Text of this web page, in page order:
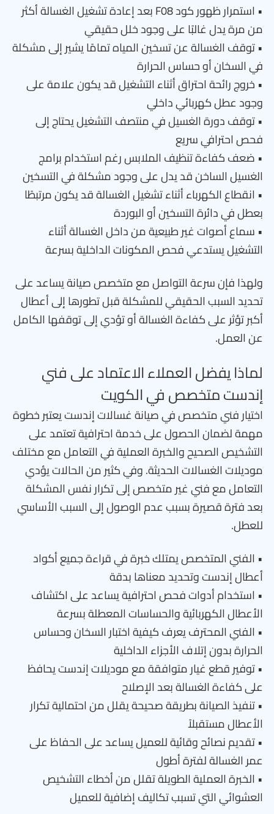
• استمرار ظهور كود F08 بعد إعادة تشغيل الغسالة أكثر
من مرة يدل غالبًا على وجود خلل حقيقي
• توقف الغسالة عن تسخين المياه تمامًا يشير إلى مشكلة
في السخان أو حساس الحرارة
• خروج رائحة احتراق أثناء التشغيل قد يكون علامة على
وجود عطل كهربائي داخلي
• توقف دورة الغسيل في منتصف التشغيل يحتاج إلى
فحص احترافي سريع
• ضعف كفاءة تنظيف الملابس رغم استخدام برامج
الغسيل الساخن قد يدل على وجود مشكلة في التسخين
• انقطاع الكهرباء أثناء تشغيل الغسالة قد يكون مرتبطًا
بعطل في دائرة التسخين أو البوردة
• سماع أصوات غير طبيعية من داخل الغسالة أثناء
التشغيل يستدعي فحص المكونات الداخلية بسرعة
ولهذا فإن سرعة التواصل مع متخصص صيانة يساعد على
تحديد السبب الحقيقي للمشكلة قبل تطورها إلى أعطال
أكبر تؤثر على كفاءة الغسالة أو تؤدي إلى توقفها الكامل
عن العمل.
لماذا يفضل العملاء الاعتماد على فني
إندست متخصص في الكويت
اختيار فني متخصص في صيانة غسالات إندست يعتبر خطوة
مهمة لضمان الحصول على خدمة احترافية تعتمد على
التشخيص الصحيح والخبرة العملية في التعامل مع مختلف
موديلات الغسالات الحديثة. وفي كثير من الحالات يؤدي
التعامل مع فني غير متخصص إلى تكرار نفس المشكلة
بعد فترة قصيرة بسبب عدم الوصول إلى السبب الأساسي
للعطل.
• الفني المتخصص يمتلك خبرة في قراءة جميع أكواد
أعطال إندست وتحديد معناها بدقة
• استخدام أدوات فحص احترافية يساعد على اكتشاف
الأعطال الكهربائية والحساسات المعطلة بسرعة
• الفني المحترف يعرف كيفية اختبار السخان وحساس
الحرارة بدون إتلاف الأجزاء الداخلية
• توفير قطع غيار متوافقة مع موديلات إندست يحافظ
على كفاءة الغسالة بعد الإصلاح
• تنفيذ الصيانة بطريقة صحيحة يقلل من احتمالية تكرار
الأعطال مستقبلاً
• تقديم نصائح وقائية للعميل يساعد على الحفاظ على
عمر الغسالة لفترة أطول
• الخبرة العملية الطويلة تقلل من أخطاء التشخيص
العشوائي التي تسبب تكاليف إضافية للعميل